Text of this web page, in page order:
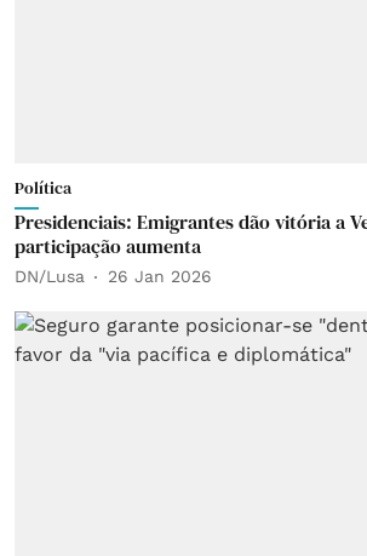
Política
Presidenciais: Emigrantes dão vitória a
participação aumenta
DN/Lusa 26 Jan 2026